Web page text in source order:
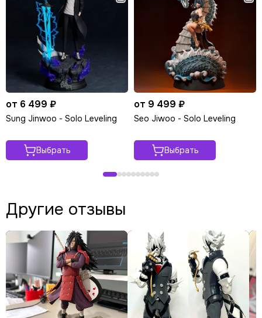
от 6 499 ₽
Sung Jinwoo - Solo Leveling
Выбрать
от 9 499 ₽
Seo Jiwoo - Solo Leveling
Выбрать
Другие отзывы